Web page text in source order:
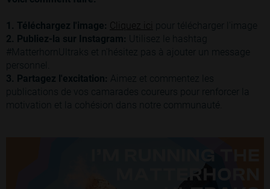
1. Téléchargez l'image: Cliquez ici
pour télécharger l'image
2. Publiez-la sur Instagram: Utilisez le hashtag
#MatterhornUltraks et n'hésitez pas à ajouter un message
personnel.
3. Partagez l'excitation: Aimez et commentez les
publications de vos camarades coureurs pour renforcer la
motivation et la cohésion dans notre communauté.